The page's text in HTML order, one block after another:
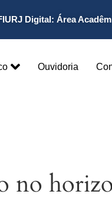
Digital: Área
Ouvidoria
no